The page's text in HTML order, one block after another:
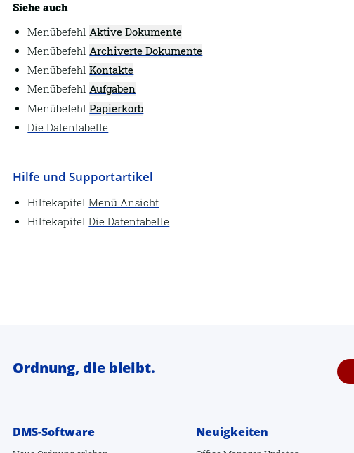
Siehe auch
Menübefehl Aktive Dokumente
MenübefehlArchiverte Dokumente
MenübefehlKontakte
MenübefehlAufgaben
MenübefehlPapierkorb
Die Datentabelle
Hilfe und Supportartikel
HilfekapitelMenü Ansicht
HilfekapitelDie Datentabelle
Ordnung, die bleibt.
DMS-Software Neuigkeiten